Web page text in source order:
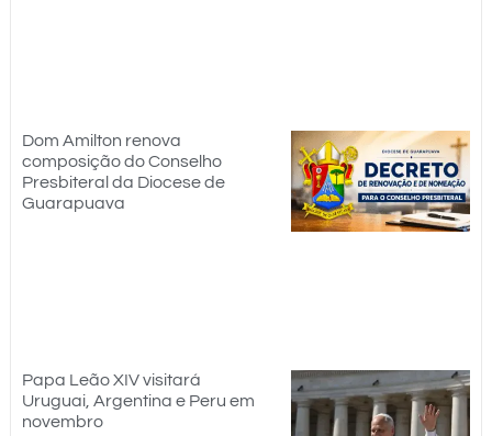
Dom Amilton renova
composição do Conselho
Presbiteral da Diocese de
Guarapuava
Papa Leão XIV visitará
Uruguai, Argentina e Peru em
novembro